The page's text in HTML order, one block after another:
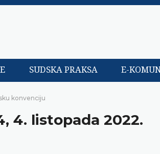
SUDSKA PRAKSA E-
konvenciju
4. listopada 2022.